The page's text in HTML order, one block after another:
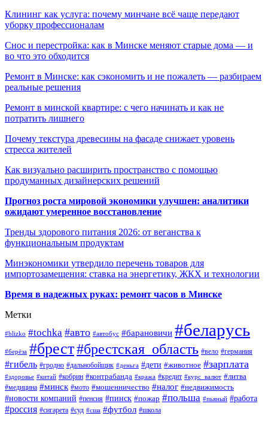
Клининг как услуга: почему минчане всё чаще передают
уборку профессионалам
Снос и перестройка: как в Минске меняют старые дома — и
во что это обходится
Ремонт в Минске: как сэкономить и не пожалеть — разбираем
реальные решения
Ремонт в минской квартире: с чего начинать и как не
потратить лишнего
Почему текстура древесины на фасаде снижает уровень
стресса жителей
Как визуально расширить пространство с помощью
продуманных дизайнерских решений
Прогноз роста мировой экономики улучшен: аналитики
ожидают умеренное восстановление
Тренды здорового питания 2026: от веганства к
функциональным продуктам
Минэкономики утвердило перечень товаров для
импортозамещения: ставка на энергетику, ЖКХ и технологии
Время в надежных руках: ремонт часов в Минске
Метки
#blizko #tochka #авто #автобус #барановичи #беларусь
#берёза #брест#брестская_область #вело #германия
#гибель #гродно #дальнобойщик #деньга #дети #животное #зарплата
#здоровье #китай #кобрин #контрабанда #кража #кредит #курс_валют #литва
#медицина #минск #мото #мошенничество #налог #недвижимость
#новости компаний #пенсия #пинск #пожар #польша #пьяный #работа
#россия #сигарета #суд #сша #футбол #школа